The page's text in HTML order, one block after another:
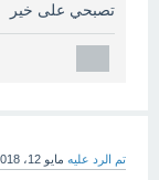
تصبحي على خير
تم الرد عليه مايو 12، 2018